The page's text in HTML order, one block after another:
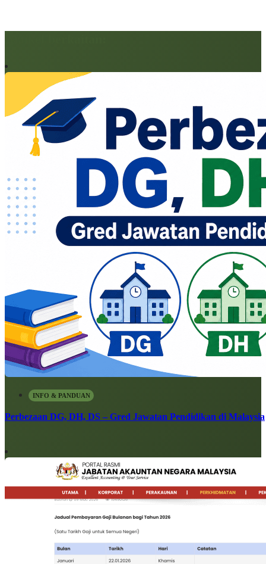
INFO & PANDUAN
Perbezaan DG, DH, DS – Gred Jawatan Pendidikan di Malaysia